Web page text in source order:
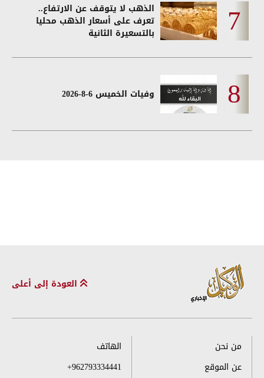
الذهب لا يتوقف عن الارتفاع..
تعرف على أسعار الذهب محليا
بالتسعيرة الثانية
وفيات الخميس 6-8-2026
العودة إلى أعلى
من نحن
عن الموقع
الهاتف
+962793334441